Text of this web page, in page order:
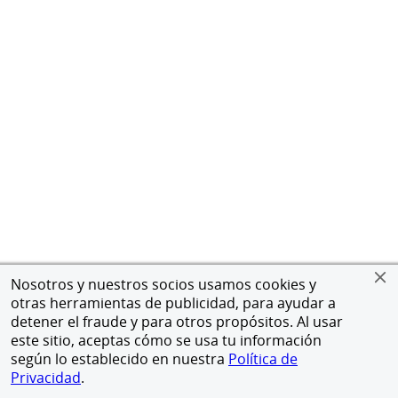
Nosotros y nuestros socios usamos cookies y
otras herramientas de publicidad, para ayudar a
detener el fraude y para otros propósitos. Al usar
este sitio, aceptas cómo se usa tu información
según lo establecido en nuestra Política de
Privacidad.